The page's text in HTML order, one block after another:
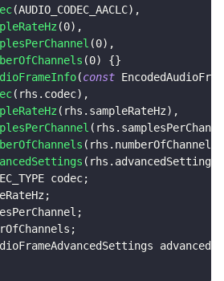
供应商，提供一个整体播放体验最佳的
的媒体流传输，实现人与人、人与物、物与
转写功能
(AUDIO_CODEC_AACLC) ,
(0) ,
(0) ,
(0) {}
(const
( rhs . codec) ,
( rhs . sampleRateHz) ,
( rhs .
( rhs . numberOfChannels
( rhs . advancedSettings
codec
;
;
;
;